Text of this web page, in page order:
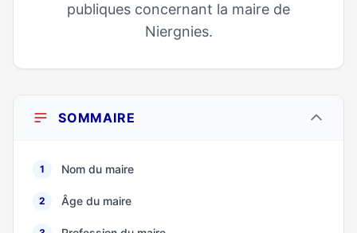
publiques concernant la maire de
Niergnies.
SOMMAIRE
1 Nom du maire
2 Âge du maire